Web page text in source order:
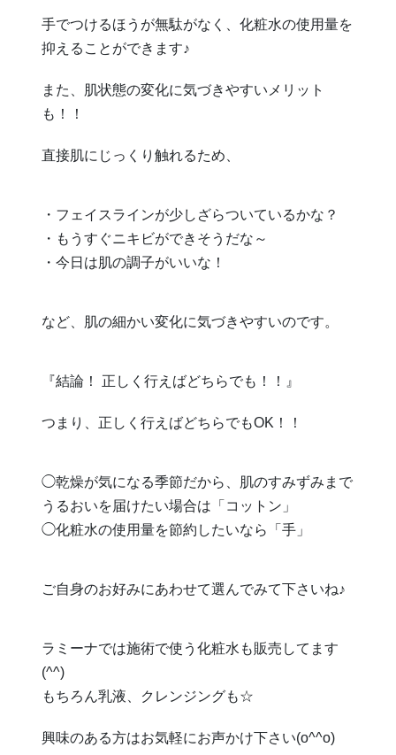
手でつけるほうが無駄がなく、化粧水の使用量を
抑えることができます♪
また、肌状態の変化に気づきやすいメリット
も！！
直接肌にじっくり触れるため、
・フェイスラインが少しざらついているかな？
・もうすぐニキビができそうだな～
・今日は肌の調子がいいな！
など、肌の細かい変化に気づきやすいのです。
『結論！ 正しく行えばどちらでも！！』
つまり、正しく行えばどちらでもOK！！
◯乾燥が気になる季節だから、肌のすみずみまで
うるおいを届けたい場合は「コットン」
◯化粧水の使用量を節約したいなら「手」
ご自身のお好みにあわせて選んでみて下さいね♪
ラミーナでは施術で使う化粧水も販売してます
(^^)
もちろん乳液、クレンジングも☆
興味のある方はお気軽にお声かけ下さい(o^^o)